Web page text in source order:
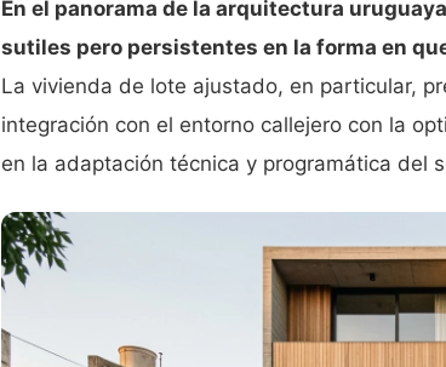
En el panorama de la arquitectura
sutiles pero persistentes en la forma en
La vivienda de lote ajustado, en particular,
integración con el entorno callejero con la
en la adaptación técnica y programática del